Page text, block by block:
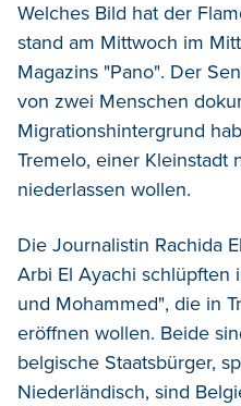
Welches Bild hat der
stand am Mittwoch im
Magazins "Pano". Der
von zwei Menschen
Migrationshintergrund
Tremelo, einer Kleinstadt
niederlassen wollen.
Die Journalistin Rachida
Arbi El Ayachi schlüpften
und Mohammed", die in
eröffnen wollen. Beide
belgische Staatsbürger,
Niederländisch, sind